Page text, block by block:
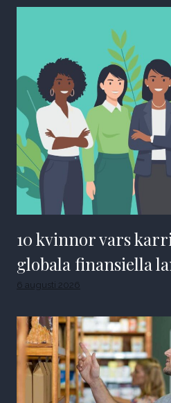
10 kvinnor vars
globala finansiella
6 augusti 2026